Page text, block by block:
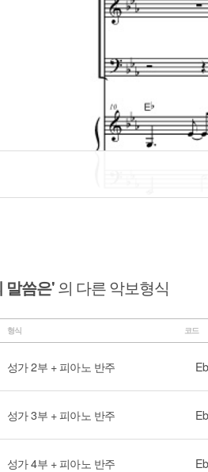
말씀은'의 다른 악보형식
형식 코드
성가 2부 + 피아노 반주
성가 3부 + 피아노 반주
성가 4부 + 피아노 반주